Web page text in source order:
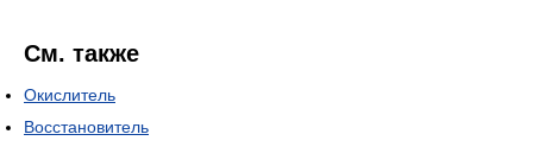
См. также
Окислитель
Восстановитель